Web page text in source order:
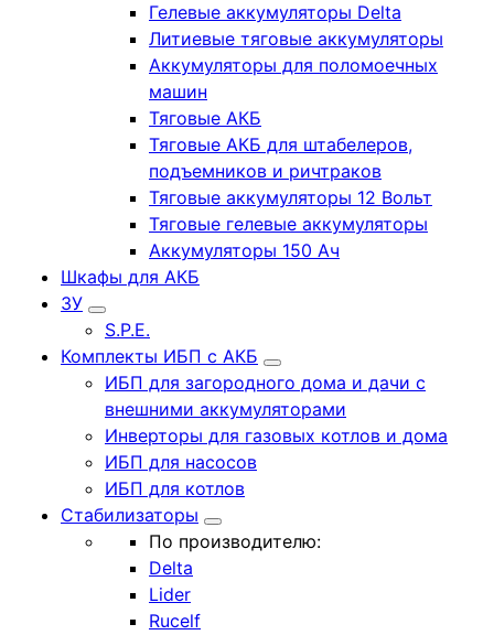
Гелевые аккумуляторы Delta
Литиевые тяговые аккумуляторы
Аккумуляторы для поломоечных
машин
Тяговые АКБ
Тяговые АКБ для штабелеров,
подъемников и ричтраков
Тяговые аккумуляторы 12 Вольт
Тяговые гелевые аккумуляторы
Аккумуляторы 150 Ач
Шкафы для АКБ
ЗУ
S.P.E.
Комплекты ИБП с АКБ
ИБП для загородного дома и дачи с
внешними аккумуляторами
Инверторы для газовых котлов и дома
ИБП для насосов
ИБП для котлов
Стабилизаторы
По производителю:
Delta
Lider
Rucelf